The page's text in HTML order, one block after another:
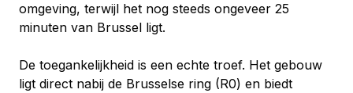
omgeving, terwijl het nog steeds ongeveer 25
minuten van Brussel ligt.
De toegankelijkheid is een echte troef. Het gebouw
ligt direct nabij de Brusselse ring (R0) en biedt